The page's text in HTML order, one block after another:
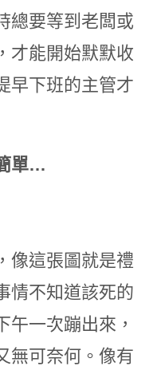
總要等到老闆或
才能開始默默收
早下班的主管才
單…
像這張圖就是禮
情不知道該死的
午一次蹦出來，
無可奈何。像有